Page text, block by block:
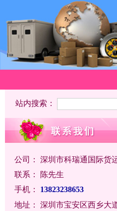
站内搜索：
公司： 深圳市科瑞通国际货
联系： 陈先生
手机：
13823238653
地址： 深圳市宝安区西乡大